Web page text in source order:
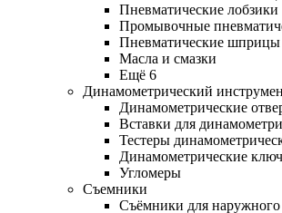
Пневматические лобзики
Промывочные
Пневматические шприцы
Масла и смазки
Ещё 6
Динамометрический
Динамометрические
Вставки для
Тестеры
Динамометрические
Угломеры
Съемники
Съёмники для